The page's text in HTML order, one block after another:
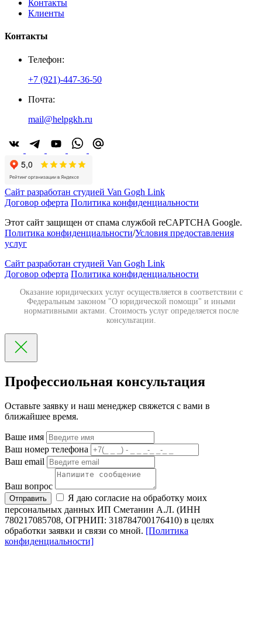
Контакты
Клиенты
Контакты
Телефон:
+7 (921)-447-36-50
Почта:
mail@helpgkh.ru
Сайт разработан студией Van Gogh Link
Договор оферта Политика конфиденциальности
Этот сайт защищен от спама службой reCAPTCHA Google.
Политика конфиденциальности/Условия предоставления
услуг
Сайт разработан студией Van Gogh Link
Договор оферта Политика конфиденциальности
Оказание юридических услуг осуществляется в соответствии с
Федеральным законом "О юридической помощи" и иными
нормативными актами. Стоимость услуг определяется после
консультации.
Профессиольная консультация
Оставьте заявку и наш менеджер свяжется с вами в
ближайшее время.
Ваше имя
Ваш номер телефона
Ваш email
Ваш вопрос
Отправить
Я даю согласие на обработку моих
персональных данных ИП Сметанин А.Л. (ИНН
780217085708, ОГРНИП: 318784700176410) в целях
обработки заявки и связи со мной. [Политика
конфиденциальности]